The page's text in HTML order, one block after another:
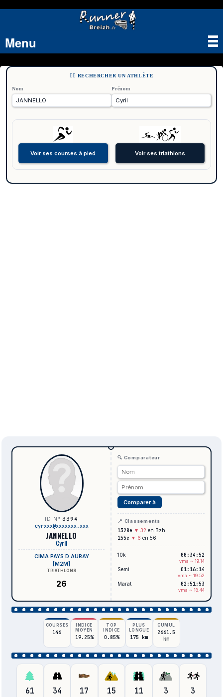
Menu
🏃‍♂️ RECHERCHER UN ATHLÈTE
Nom Prénom
ID N°3394
cyrxxx@xxxxxxx.xxx
JANNELLO
Cyril
CIMA PAYS D AURAY
[M2M]
TRIATHLONS
26
🔍 Comparateur
Comparer à
📍 Classements
1328e ▼ 32 en Bzh
155e ▼ 6 en 56
10k 00:34:52
vma ~ 19.14
Semi 01:16:14
vma ~ 19.52
Marat 02:51:53
vma ~ 18.44
COURSES
146
INDICE
MOYEN
19.25%
TOP
INDICE
0.85%
PLUS
LONGUE
175 km
CUMUL
2661.5
km
61 34 17 15 11 3 3